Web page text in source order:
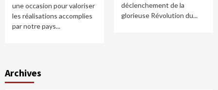
une occasion pour valoriser
les réalisations accomplies
par notre pays...
déclenchement de la
glorieuse Révolution du...
Archives